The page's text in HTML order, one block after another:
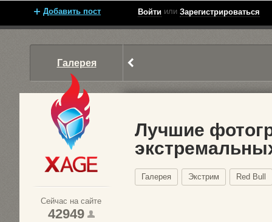
Добавить пост Войти или Зарегистрироваться
Галерея
Сейчас на сайте
42949
Лучшие
Галерея Экстрим Red Bull